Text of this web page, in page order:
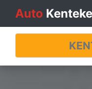
Auto